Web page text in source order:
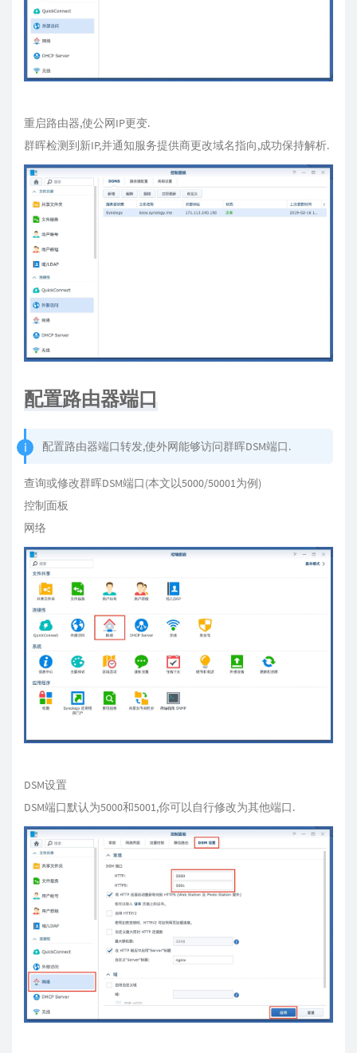
重启路由器,使公网IP更变.
群晖检测到新IP,并通知服务提供商更改域名指向,成功保持解析.
配置路由器端口
配置路由器端口转发,使外网能够访问群晖DSM端口.
查询或修改群晖DSM端口(本文以5000/50001为例)
控制面板
网络
DSM设置
DSM端口默认为5000和5001,你可以自行修改为其他端口.